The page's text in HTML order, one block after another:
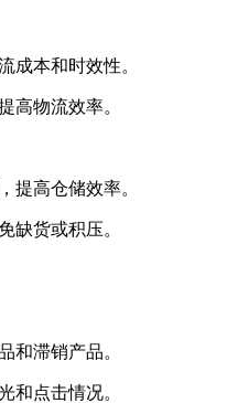
成本和时效性。
高物流效率。
提高仓储效率。
缺货或积压。
和滞销产品。
和点击情况。